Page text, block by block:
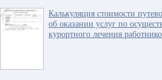
Калькуляция стоимости
об оказании услуг по
курортного лечения